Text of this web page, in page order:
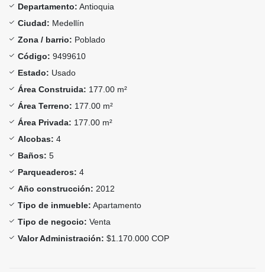
Departamento: Antioquia
Ciudad: Medellín
Zona / barrio: Poblado
Código: 9499610
Estado: Usado
Área Construida: 177.00 m²
Área Terreno: 177.00 m²
Área Privada: 177.00 m²
Alcobas: 4
Baños: 5
Parqueaderos: 4
Año construcción: 2012
Tipo de inmueble: Apartamento
Tipo de negocio: Venta
Valor Administración: $1.170.000 COP